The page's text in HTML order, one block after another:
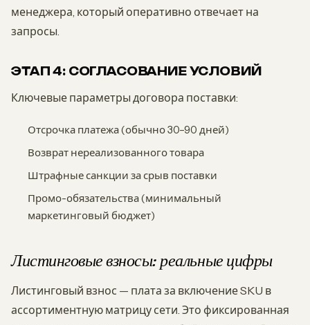
менеджера, который оперативно отвечает на
запросы.
ЭТАП 4: СОГЛАСОВАНИЕ УСЛОВИЙ
Ключевые параметры договора поставки:
Отсрочка платежа (обычно 30–90 дней)
Возврат нереализованного товара
Штрафные санкции за срыв поставки
Промо-обязательства (минимальный
маркетинговый бюджет)
Листинговые взносы: реальные цифры
Листинговый взнос — плата за включение SKU в
ассортиментную матрицу сети. Это фиксированная